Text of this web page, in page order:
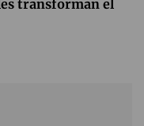
transforman el